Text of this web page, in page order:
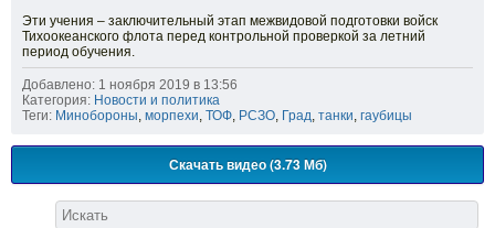
Эти учения – заключительный этап межвидовой подготовки войск
Тихоокеанского флота перед контрольной проверкой за летний
период обучения.
Добавлено: 1 ноября 2019 в 13:56
Категория: Новости и политика
Теги: Минобороны, морпехи, ТОФ, РСЗО, Град, танки, гаубицы
Скачать видео (3.73 Мб)